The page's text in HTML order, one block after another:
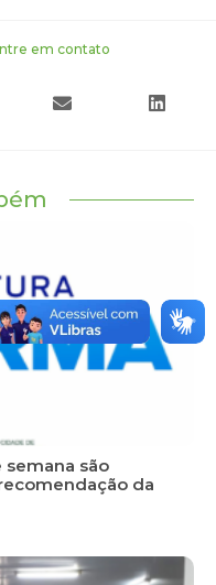
em contato
são
da